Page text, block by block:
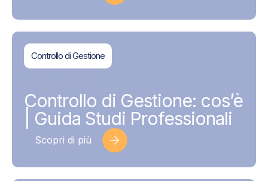
Controllo di Gestione
Controllo di Gestione: cos’è
| Guida Studi Professionali
Scopri di più